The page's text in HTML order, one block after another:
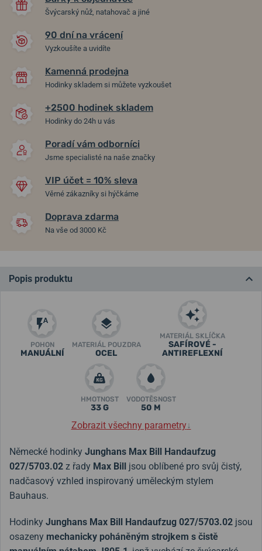
Švýcarský nůž, natahovač a jiné
90 dní na vrácení
Vyzkoušíte a uvidíte
Kamenná prodejna
Hodinky skladem si můžete vyzkoušet
+2500 hodinek skladem
Hodinky do 24h u vás
Poradí vám odborníci
Jsme specialisté na naše značky
VIP účet = 10% sleva
Věrné zákazníky si hýčkáme
Doprava zdarma
Na vše od 3000 Kč
Popis produktu
POHON
MANUÁLNÍ
MATERIÁL POUZDRA
OCEL
MATERIÁL SKLÍČKA
SAFÍROVÉ -
ANTIREFLEXNÍ
HMOTNOST
33 G
VODOTĚSNOST
50 M
Zobrazit všechny parametry↓
Německé hodinky Junghans Max Bill Handaufzug
027/5703.02 z řady Max Bill jsou oblíbené pro svůj čistý,
nadčasový vzhled inspirovaný uměleckým stylem
Bauhaus.
Hodinky Junghans Max Bill Handaufzug 027/5703.02 jsou
osazeny mechanicky poháněným strojkem s čistě